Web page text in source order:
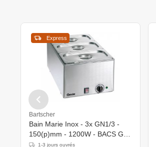
Express
Bartscher
Bain Marie Inox - 3x GN1/3 -
150(p)mm - 1200W - BACS GN
et COUVERCLES INCLUS
1-3 jours ouvrés